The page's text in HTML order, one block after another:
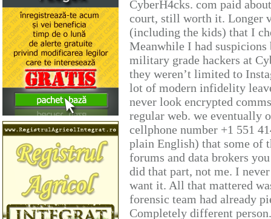
CyberH4cks. com paid
court, still worth it. Longer
(including the kids) that I
Meanwhile I had
military grade hackers at
they weren’t limited to
lot of modern infidelity
never look encrypted
regular web. we eventually
cellphone number +1 551
plain English) that some of
forums and data brokers
did that part, not me. I
want it. All that mattered
forensic team had already
Completely different